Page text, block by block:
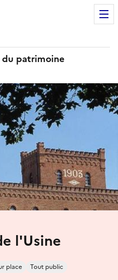
du patrimoine
l'Usine
place Tout public